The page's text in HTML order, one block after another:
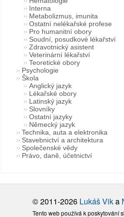
Interna
Metabolizmus, imunita
Ostatní nelékařské profese
Pro humanitní obory
Soudní, posudkové lékařství
Zdravotnický asistent
Veterinární lékařství
Teoretické obory
Psychologie
Škola
Anglický jazyk
Lékařské obory
Latinský jazyk
Slovníky
Ostatní jazyky
Německý jazyk
Technika, auta a elektronika
Stavebnictví a architektura
Společenské vědy
Právo, daně, účetnictví
© 2011-2026 Lukáš Vika
Tento web používá k poskytování